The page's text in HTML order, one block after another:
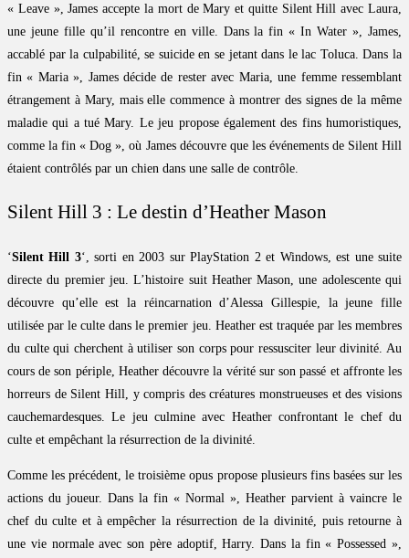
« Leave », James accepte la mort de Mary et quitte Silent Hill avec Laura,
une jeune fille qu’il rencontre en ville. Dans la fin « In Water », James,
accablé par la culpabilité, se suicide en se jetant dans le lac Toluca. Dans la
fin « Maria », James décide de rester avec Maria, une femme ressemblant
étrangement à Mary, mais elle commence à montrer des signes de la même
maladie qui a tué Mary. Le jeu propose également des fins humoristiques,
comme la fin « Dog », où James découvre que les événements de Silent Hill
étaient contrôlés par un chien dans une salle de contrôle.
Silent Hill 3 : Le destin d’Heather Mason
‘Silent Hill 3‘, sorti en 2003 sur PlayStation 2 et Windows, est une suite
directe du premier jeu. L’histoire suit Heather Mason, une adolescente qui
découvre qu’elle est la réincarnation d’Alessa Gillespie, la jeune fille
utilisée par le culte dans le premier jeu. Heather est traquée par les membres
du culte qui cherchent à utiliser son corps pour ressusciter leur divinité. Au
cours de son périple, Heather découvre la vérité sur son passé et affronte les
horreurs de Silent Hill, y compris des créatures monstrueuses et des visions
cauchemardesques. Le jeu culmine avec Heather confrontant le chef du
culte et empêchant la résurrection de la divinité.
Comme les précédent, le troisième opus propose plusieurs fins basées sur les
actions du joueur. Dans la fin « Normal », Heather parvient à vaincre le
chef du culte et à empêcher la résurrection de la divinité, puis retourne à
une vie normale avec son père adoptif, Harry. Dans la fin « Possessed »,